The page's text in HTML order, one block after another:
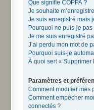
Que signifie COPPA ?
Je souhaite
Je suis enregistré mais
Pourquoi ne puis-je
Je me suis enregistré
J’ai perdu mon mot de
Pourquoi suis-je
À quoi sert « Supprimer
Paramètres et
Comment modifier mes
Comment empêcher
connectés ?